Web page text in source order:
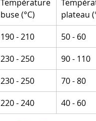
Température
buse (°C)
plateau
190 - 210
50 - 60
230 - 250
90 - 110
230 - 250
70 - 80
220 - 240 40 - 60